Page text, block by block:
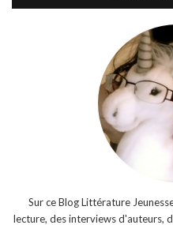
Sur ce Blog Littérature
lecture, des interviews d'auteurs,